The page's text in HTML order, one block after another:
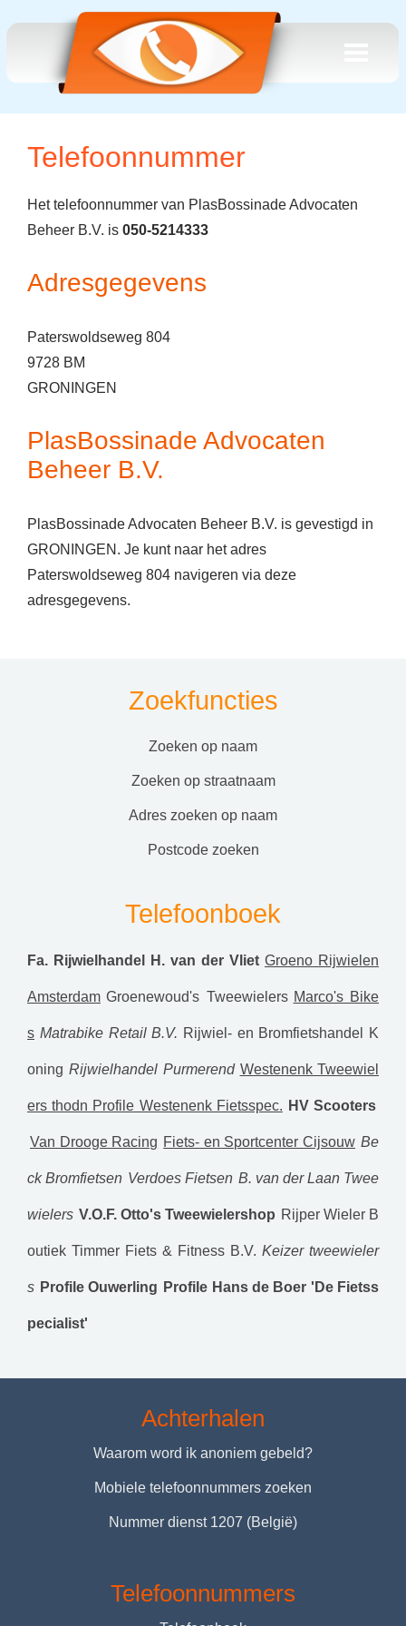
Telefoonnummer
Het telefoonnummer van PlasBossinade Advocaten
Beheer B.V. is 050-5214333
Adresgegevens
Paterswoldseweg 804
9728 BM
GRONINGEN
PlasBossinade Advocaten
Beheer B.V.
PlasBossinade Advocaten Beheer B.V. is gevestigd in
GRONINGEN. Je kunt naar het adres
Paterswoldseweg 804 navigeren via deze
adresgegevens.
Zoekfuncties
zoeken op naam
zoeken op straatnaam
adres zoeken op naam
postcode zoeken
Telefoonboek
Fa. Rijwielhandel H. van der Vliet Groeno Rijwielen
Amsterdam Groenewoud's Tweewielers Marco's Bike
s Matrabike Retail B.V. Rijwiel- en Bromfietshandel K
oning Rijwielhandel Purmerend Westenenk Tweewiel
ers thodn Profile Westenenk Fietsspec. HV Scooters
Van Drooge Racing Fiets- en Sportcenter Cijsouw Be
ck Bromfietsen Verdoes Fietsen B. van der Laan Twee
wielers V.O.F. Otto's Tweewielershop Rijper Wieler B
outiek Timmer Fiets & Fitness B.V. Keizer tweewieler
s Profile Ouwerling Profile Hans de Boer 'De Fietss
pecialist'
Achterhalen
Waarom word ik anoniem gebeld?
Mobiele telefoonnummers zoeken
Nummer dienst 1207 (België)
Telefoonnummers